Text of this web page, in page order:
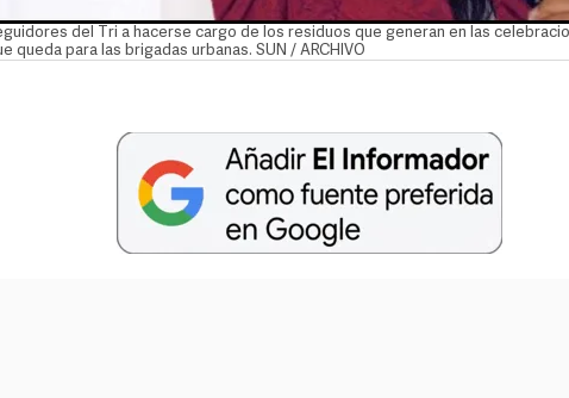
del Tri a hacerse cargo de los residuos que generan en las
queda para las brigadas urbanas. SUN / ARCHIVO